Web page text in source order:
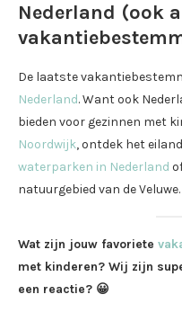
Nederland (ook
De laatste
Nederland. Want ook
bieden voor gezinnen met
Noordwijk, ontdek het
waterparken in Nederland
natuurgebied van de Veluwe.
Wat zijn jouw favoriete
met kinderen? Wij zijn
een reactie? 😀